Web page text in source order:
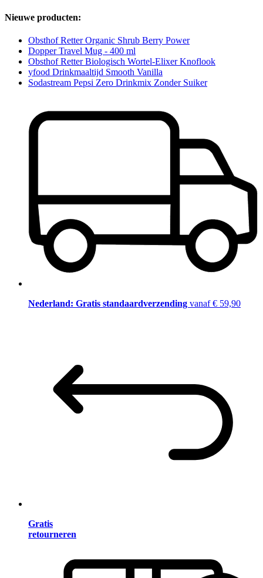
Nieuwe producten:
Obsthof Retter Organic Shrub Berry Power
Dopper Travel Mug - 400 ml
Obsthof Retter Biologisch Wortel-Elixer Knoflook
yfood Drinkmaaltijd Smooth Vanilla
Sodastream Pepsi Zero Drinkmix Zonder Suiker
Nederland: Gratis standaardverzending vanaf € 59,90
Gratis
retourneren